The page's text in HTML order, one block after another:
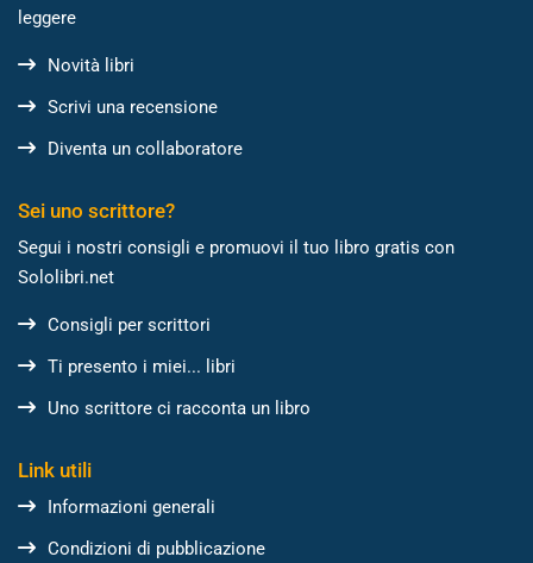
leggere
Novità libri
Scrivi una recensione
Diventa un collaboratore
Sei uno scrittore?
Segui i nostri consigli e promuovi il tuo libro gratis con
Sololibri.net
Consigli per scrittori
Ti presento i miei... libri
Uno scrittore ci racconta un libro
Link utili
Informazioni generali
Condizioni di pubblicazione